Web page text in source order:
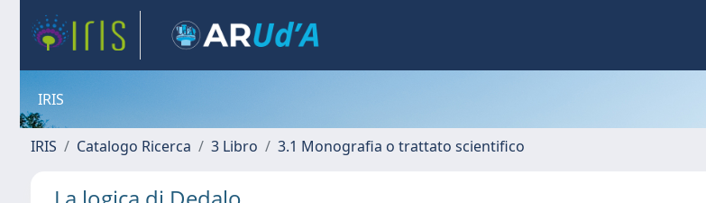
IRIS
IRIS Catalogo Ricerca 3 Libro 3.1 Monografia o trattato scientifico